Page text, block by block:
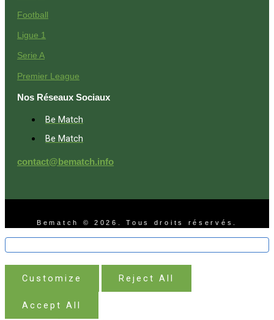
Football
Ligue 1
Serie A
Premier League
Nos Réseaux Sociaux
Be Match
Be Match
contact@bematch.info
Bematch © 2026. Tous droits réservés.
Customize Reject All
Accept All